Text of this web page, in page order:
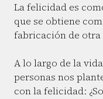
La felicidad es
que se obtiene
fabricación de otra
A lo largo de la
personas nos
con la felicidad: